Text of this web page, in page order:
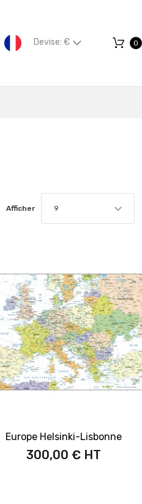
Devise: € 0
Afficher 9
Europe Helsinki-Lisbonne
300,00 €